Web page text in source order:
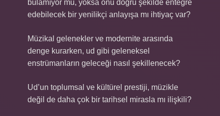
bulamıyor mu, yoksa onu doğru şekilde entegre
edebilecek bir yenilikçi anlayışa mı ihtiyaç var?
Müzikal gelenekler ve modernite arasında
denge kurarken, ud gibi geleneksel
enstrümanların geleceği nasıl şekillenecek?
Ud’un toplumsal ve kültürel prestiji, müzikle
değil de daha çok bir tarihsel mirasla mı ilişkili?